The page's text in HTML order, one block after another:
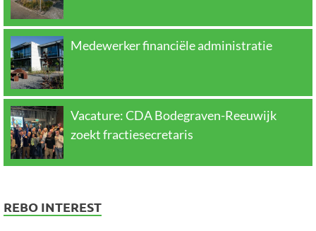
Medewerker financiële administratie
Vacature: CDA Bodegraven-Reeuwijk
zoekt fractiesecretaris
REBO INTEREST